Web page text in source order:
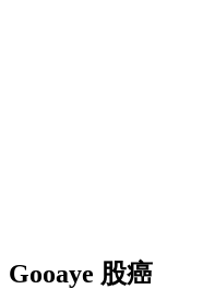
Gooaye 股癌